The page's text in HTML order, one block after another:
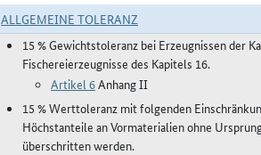
ALLGEMEINE TOLERANZ
15 % Gewichtstoleranz bei Erzeugnissen der
Fischereierzeugnisse des Kapitels 16.
Artikel 6Anhang II
15 % Werttoleranz mit folgenden
Höchstanteile an Vormaterialien ohne
überschritten werden.